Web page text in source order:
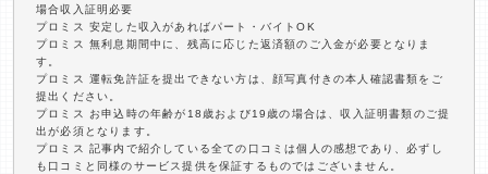
場合収入証明必要
プロミス 安定した収入があればパート・バイトOK
プロミス 無利息期間中に、残高に応じた返済額のご入金が必要となりま
す。
プロミス 運転免許証を提出できない方は、顔写真付きの本人確認書類をご
提出ください。
プロミス お申込時の年齢が18歳および19歳の場合は、収入証明書類のご提
出が必須となります。
プロミス 記事内で紹介している全ての口コミは個人の感想であり、必ずし
も口コミと同様のサービス提供を保証するものではございません。